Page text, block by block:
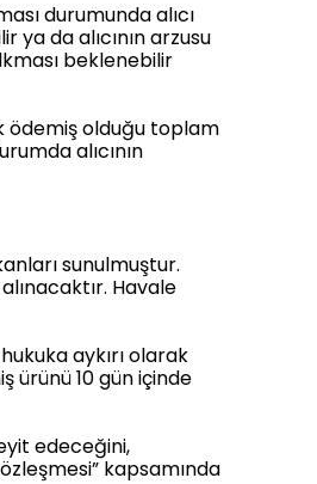
durumunda alıcı
da alıcının arzusu
beklenebilir
ödemiş olduğu toplam
alıcının
sunulmuştur.
Havale
aykırı olarak
ürünü 10 gün içinde
edeceğini,
kapsamında